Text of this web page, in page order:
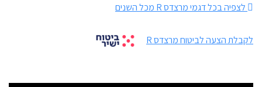
לצפיה בכל דגמי מרצדס R מכל השנים
לקבלת הצעה לביטוח מרצדס R